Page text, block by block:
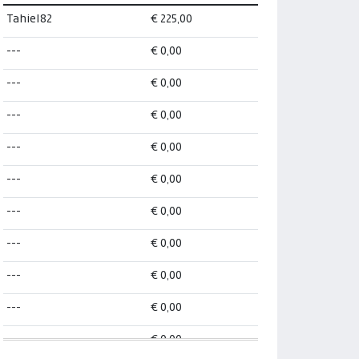
Tahiel82 € 225,00
--- € 0,00
--- € 0,00
--- € 0,00
--- € 0,00
--- € 0,00
--- € 0,00
--- € 0,00
--- € 0,00
--- € 0,00
--- € 0,00